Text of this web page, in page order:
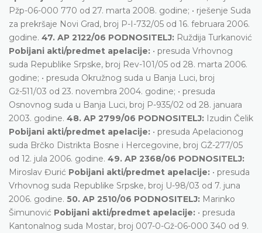
Pžp-06-000 770 od 27. marta 2008. godine; • rješenje Suda
za prekršaje Novi Grad, broj P-I-732/05 od 16. februara 2006.
godine. 47. AP 2122/06 PODNOSITELJ: Ruždija Turkanović
Pobijani akti/predmet apelacije: • presuda Vrhovnog
suda Republike Srpske, broj Rev-101/05 od 28. marta 2006.
godine; • presuda Okružnog suda u Banja Luci, broj
Gž-511/03 od 23. novembra 2004. godine; • presuda
Osnovnog suda u Banja Luci, broj P-935/02 od 28. januara
2003. godine. 48. AP 2799/06 PODNOSITELJ: Izudin Čelik
Pobijani akti/predmet apelacije: • presuda Apelacionog
suda Brčko Distrikta Bosne i Hercegovine, broj GŽ-277/05
od 12. jula 2006. godine. 49. AP 2368/06 PODNOSITELJ:
Miroslav Đurić Pobijani akti/predmet apelacije: • presuda
Vrhovnog suda Republike Srpske, broj U-98/03 od 7. juna
2006. godine. 50. AP 2510/06 PODNOSITELJ: Marinko
Šimunović Pobijani akti/predmet apelacije: • presuda
Kantonalnog suda Mostar, broj 007-0-Gž-06-000 340 od 9.